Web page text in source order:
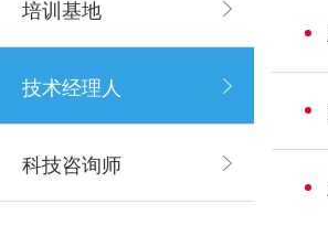
培训基地
技术经理人
科技咨询师